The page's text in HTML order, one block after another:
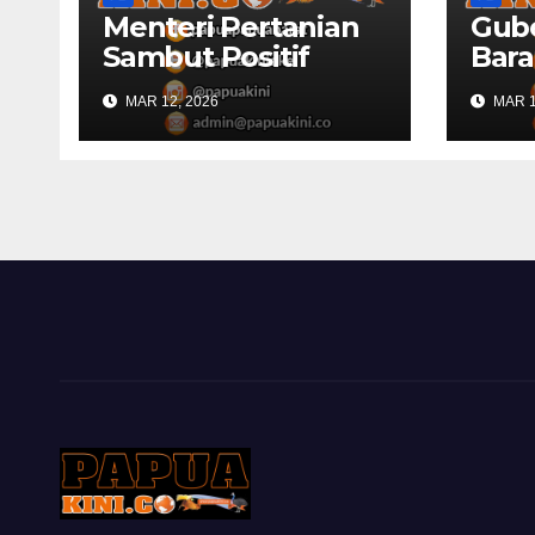
Menteri Pertanian
Sambut Positif
Rencana
Pencetakah Sawah
dan Ladang di
MAR 12, 2026 MAR